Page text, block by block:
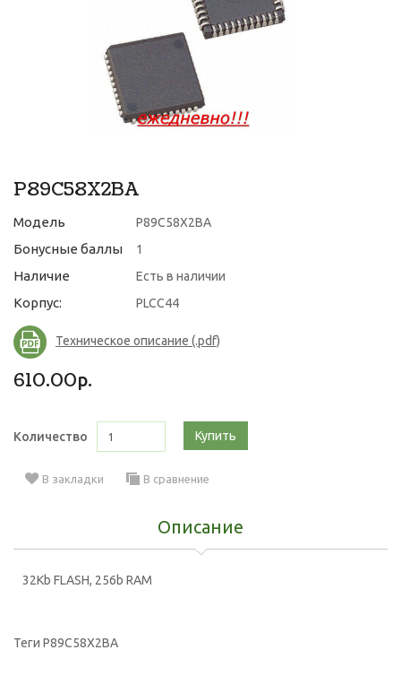
P89C58X2BA
Модель P89C58X2BA
Бонусные баллы 1
Наличие Есть в наличии
Корпус: PLCC44
Техническое описание (.pdf)
610.00р.
Количество Купить
В закладки В сравнение
Описание
32Kb FLASH, 256b RAM
Теги P89C58X2BA